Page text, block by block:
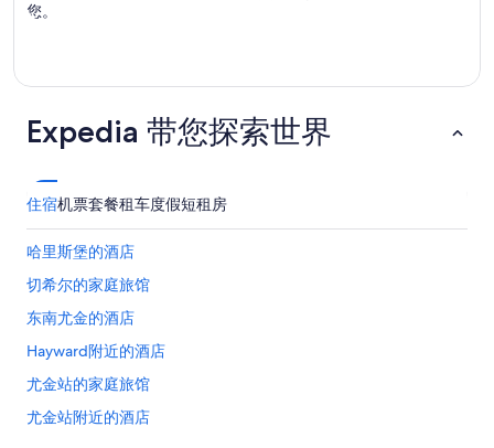
您。
Expedia 带您探索世界
住宿机票套餐租车度假短租房
哈里斯堡的酒店
切希尔的家庭旅馆
东南尤金的酒店
Hayward附近的酒店
尤金站的家庭旅馆
尤金站附近的酒店